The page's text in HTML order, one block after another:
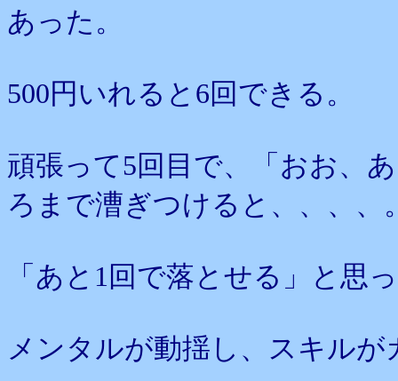
あった。
500円いれると6回できる。
頑張って5回目で、「おお、
ろまで漕ぎつけると、、、、
「あと1回で落とせる」と思
メンタルが動揺し、スキル